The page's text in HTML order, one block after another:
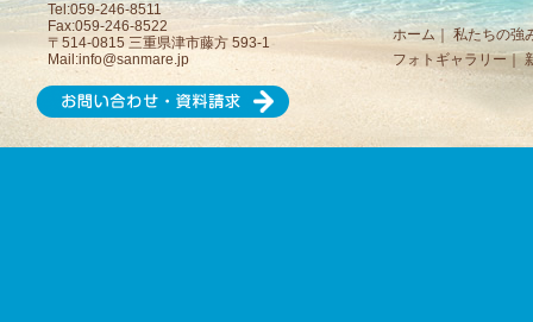
Tel:059-246-8511
Fax:059-246-8522
〒514-0815 三重県津市藤方 593-1
Mail:info@sanmare.jp
ホーム
私たちの強
フォトギャラリー｜